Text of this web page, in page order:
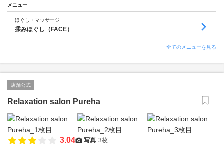
メニュー
ほぐし・マッサージ
揉みほぐし（FACE）
全てのメニューを見る
店舗公式
Relaxation salon Pureha
3.04 写真 3枚